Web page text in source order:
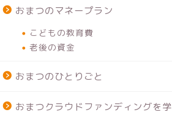
おまつのマネープラン
こどもの教育費
老後の資金
おまつのひとりごと
おまつクラウドファンディングを学